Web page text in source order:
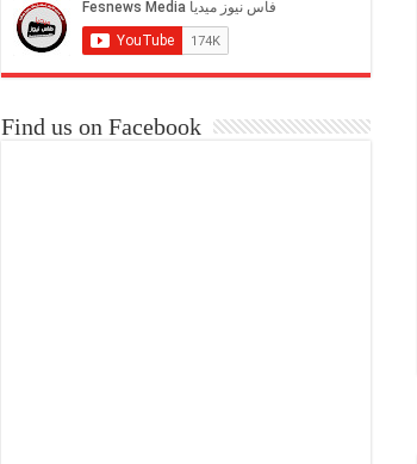
Find us on Facebook